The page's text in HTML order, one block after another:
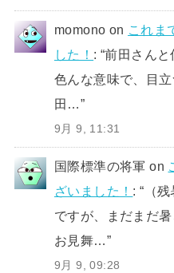
momono on これま
した！ : “前田さんと
色んな意味で、目
田…”
9月 9, 11:31
国際標準の将軍 on
ざいました！ : “ （
ですが、まだまだ
お見舞…”
9月 9, 09:28